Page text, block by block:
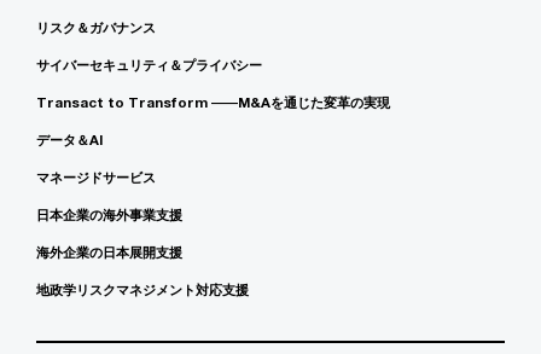
リスク＆ガバナンス
サイバーセキュリティ＆プライバシー
Transact to Transform ――M&Aを通じた変革の実現
データ＆AI
マネージドサービス
日本企業の海外事業支援
海外企業の日本展開支援
地政学リスクマネジメント対応支援